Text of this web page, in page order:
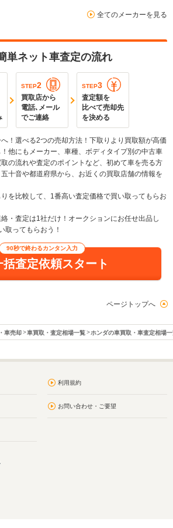
全てのメーカーを見る
単ネット車査定の流れ
STEP2
買取店から
電話､メール
でご連絡
STEP3
査定額を
比べて売却先
を決める
！選べる2つの売却方法！下取りより買取額が高価
他にもメーカー、車種、ボディタイプ別の中古車
の流れや査定のポイントなど、初めて車を売る方
十音や都道府県から、お近くの買取店舗の情報を
りを比較して、1番高い査定価格で買い取ってもらお
絡・査定は1社だけ！オークションにお任せ出品し
取ってもらおう！
90秒で終わるカンタン入力
括査定依頼スタート
ページトップへ
車売却 車買取・査定相場一覧 ホンダの車買取・車査定相場
利用規約
お問い合わせ・ご要望